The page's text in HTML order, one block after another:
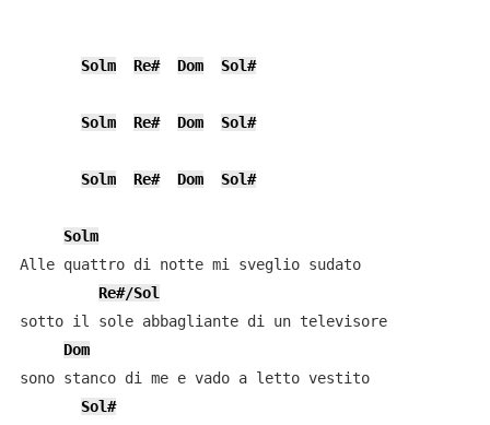
Solm Re# Dom Sol#
Solm Re# Dom Sol#
Solm Re# Dom Sol#
Solm
Alle quattro di notte mi sveglio sudato
Re#/Sol
sotto il sole abbagliante di un televisore
Dom
sono stanco di me e vado a letto vestito
Sol#